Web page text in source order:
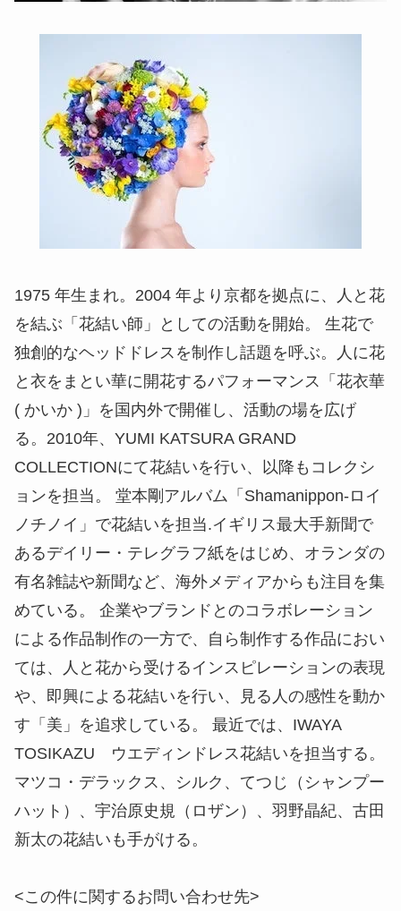
1975 年生まれ。2004 年より京都を拠点に、人と花
を結ぶ「花結い師」としての活動を開始。 生花で
独創的なヘッドドレスを制作し話題を呼ぶ。人に花
と衣をまとい華に開花するパフォーマンス「花衣華
( かいか )」を国内外で開催し、活動の場を広げ
る。2010年、YUMI KATSURA GRAND
COLLECTIONにて花結いを行い、以降もコレクシ
ョンを担当。 堂本剛アルバム「Shamanippon-ロイ
ノチノイ」で花結いを担当.イギリス最大手新聞で
あるデイリー・テレグラフ紙をはじめ、オランダの
有名雑誌や新聞など、海外メディアからも注目を集
めている。 企業やブランドとのコラボレーション
による作品制作の一方で、自ら制作する作品におい
ては、人と花から受けるインスピレーションの表現
や、即興による花結いを行い、見る人の感性を動か
す「美」を追求している。 最近では、IWAYA
TOSIKAZU ウエディンドレス花結いを担当する。
マツコ・デラックス、シルク、てつじ（シャンプー
ハット）、宇治原史規（ロザン）、羽野晶紀、古田
新太の花結いも手がける。
<この件に関するお問い合わせ先>